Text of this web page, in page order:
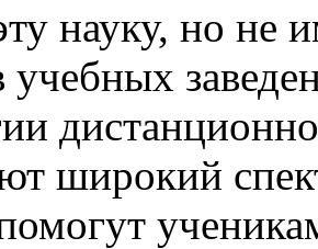
науку, но не
учебных
широкий